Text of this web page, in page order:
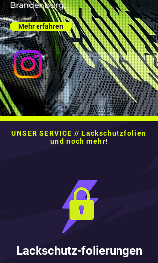
Brandenburg.
Mehr erfahren
UNSER SERVICE // Lackschutzfolien
und noch mehr!
Lackschutz-folierungen